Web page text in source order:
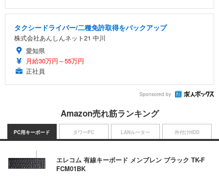
タクシードライバー/二種免許取得をバックアップ
株式会社あんしんネット21 中川
愛知県
月給30万円～55万円
正社員
Sponsored by
Amazon売れ筋ランキング
PC用キーボード
エレコム 有線キーボード メンブレン ブラック TK-F
FCM01BK
タワーPC LANルーター 外付けHDD